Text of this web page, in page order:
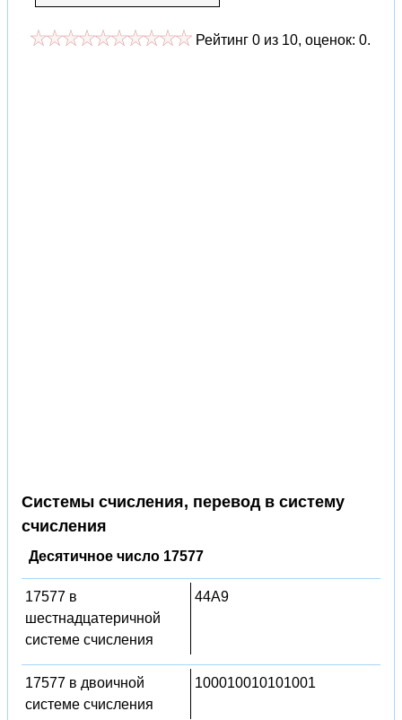
Рейтинг 0 из 10, оценок: 0.
Системы счисления, перевод в систему
счисления
Десятичное число 17577
17577 в
шестнадцатеричной
системе счисления
44A9
17577 в двоичной
системе счисления
100010010101001